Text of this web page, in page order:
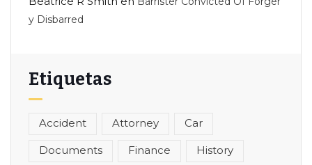
y Disbarred
Etiquetas
Accident Attorney Car
Documents Finance History